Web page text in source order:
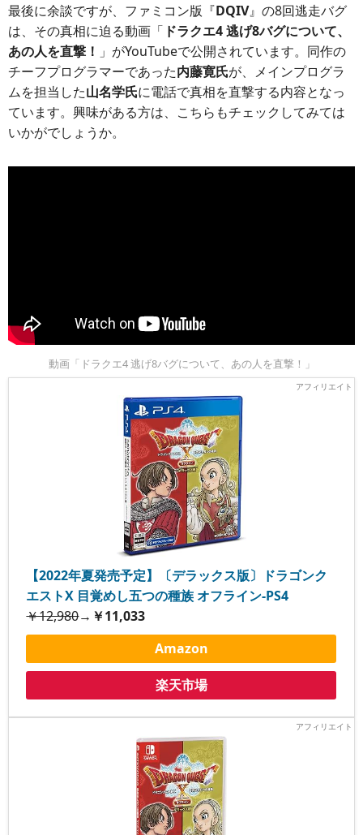
最後に余談ですが、ファミコン版『DQIV』の8回逃走バグ
は、その真相に迫る動画「 ドラクエ4 逃げ8バグについて、
あの人を直撃！ 」がYouTubeで公開されています。同作の
チーフプログラマーであった内藤寛氏が、メインプログラ
ムを担当した山名学氏に電話で真相を直撃する内容となっ
ています。興味がある方は、こちらもチェックしてみては
いかがでしょうか。
動画「ドラクエ4 逃げ8バグについて、あの人を直撃！」
【2022年夏発売予定】〔デラックス版〕ドラゴンク
エストX 目覚めし五つの種族 オフライン-PS4
￥12,980→ ￥11,033
Amazon
楽天市場